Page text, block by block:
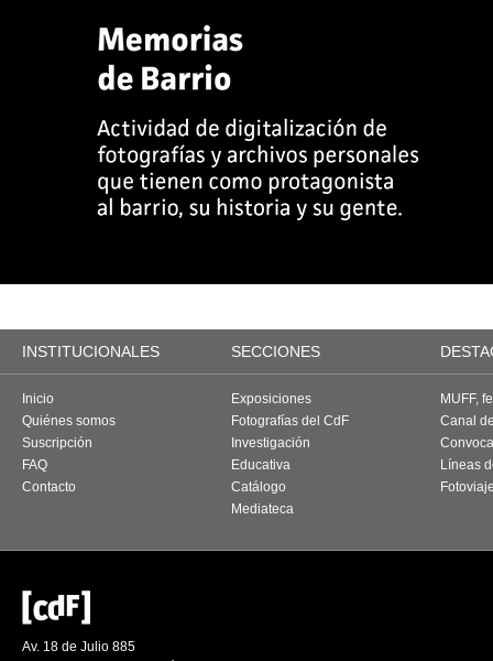
INSTITUCIONALES SECCIONES
Inicio
Quiénes somos
Suscripción
FAQ
Contacto
Exposiciones
Fotografías del CdF
Investigación
Educativa
Catálogo
Mediateca
MUFF,
Canal
Líneas
Av. 18 de Julio 885